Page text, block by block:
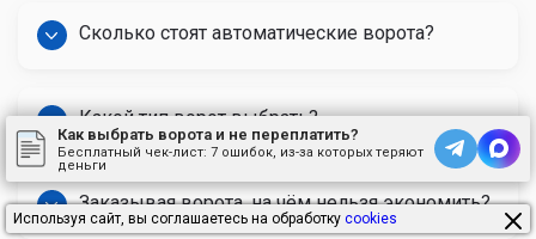
Сколько стоят автоматические ворота?
Какой тип ворот выбрать?
Заказывая ворота, на чём нельзя экономить?
Как выбрать ворота и не переплатить?
Бесплатный чек-лист: 7 ошибок, из-за которых теряют
деньги
Используя сайт, вы соглашаетесь на обработку cookies